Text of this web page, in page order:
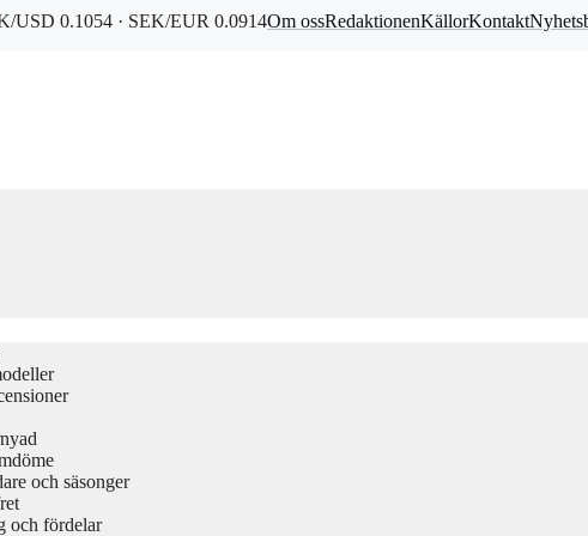
USD 0.1054 · SEK/EUR 0.0914Om ossRedaktionenKällorKontakt
och säsonger
och fördelar